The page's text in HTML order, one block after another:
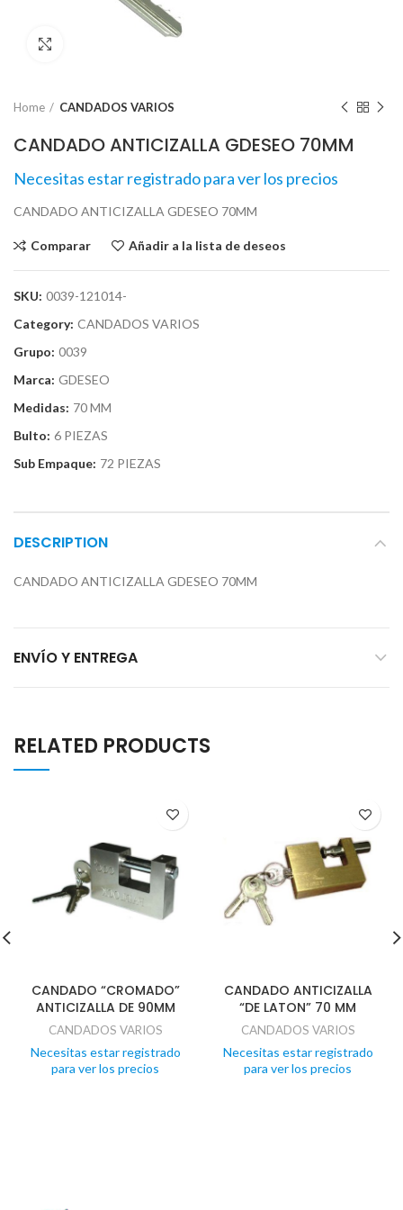
Home CANDADOS VARIOS
CANDADO ANTICIZALLA GDESEO 70MM
Necesitas estar registrado para ver los precios
CANDADO ANTICIZALLA GDESEO 70MM
Comparar Añadir a la lista de deseos
SKU: 0039-121014-
Category: CANDADOS VARIOS
Grupo: 0039
Marca: GDESEO
Medidas: 70 MM
Bulto: 6 PIEZAS
Sub Empaque: 72 PIEZAS
DESCRIPTION
CANDADO ANTICIZALLA GDESEO 70MM
ENVÍO Y ENTREGA
RELATED PRODUCTS
CANDADO “CROMADO”
ANTICIZALLA DE 90MM
CANDADOS VARIOS
Necesitas estar registrado
para ver los precios
CANDADO ANTICIZALLA
“DE LATON” 70 MM
CANDADOS VARIOS
Necesitas estar registrado
para ver los precios